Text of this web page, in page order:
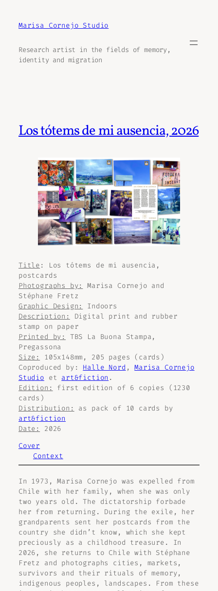
contenu
Marisa Cornejo Studio
Research artist in the fields of memory,
identity and migration
Los tótems de mi ausencia, 2026
Title : Los tótems de mi ausencia ,
postcards
Photographs by:
Marisa Cornejo and
Stéphane Fretz
Graphic Design:
Indoors
Description:
Digital print and rubber
stamp on paper
Printed by:
TBS La Buona Stampa,
Pregassona
Size:
105x148mm, 205 pages (cards)
Coproduced by: Halle Nord ,Marisa Cornejo
Studio et art&fiction .
Edition:
first edition of 6 copies (1230
cards)
Distribution:
as pack of 10 cards by
art&fiction
Date:
2026
Cover
Context
In 1973, Marisa Cornejo was expelled from
Chile with her family, when she was only
two years old. The dictatorship forbade
her from returning. During the exile, her
grandparents sent her postcards from the
country she didn’t know, which she kept
preciously as a childhood treasure. In
2026, she returns to Chile with Stéphane
Fretz and photographs cities, markets,
survivors and their rituals of memory,
indigenous peoples, landscapes. From these